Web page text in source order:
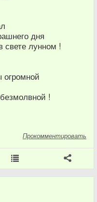
дня
свете лунном !
огромной
!
Прокомментировать